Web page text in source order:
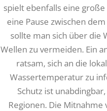
spielt ebenfalls eine
eine Pause zwischen
sollte man sich über die
Wellen zu vermeiden. Ein
ratsam, sich an die
Wassertemperatur zu
Schutz ist
Regionen. Die Mitnahme